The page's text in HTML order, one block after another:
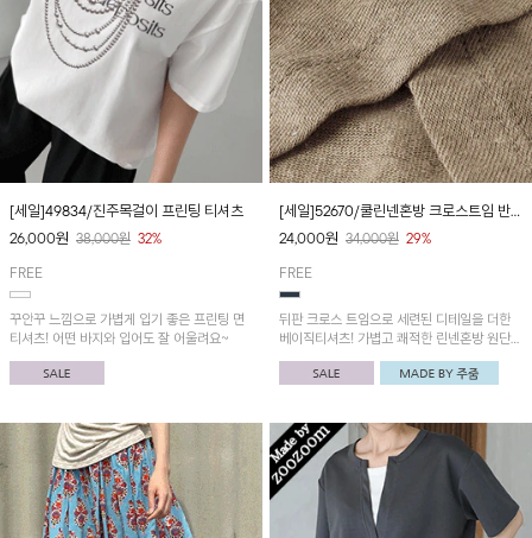
[세일]49834/진주목걸이 프린팅 티셔츠
26,000원 38,000원 32%
FREE
꾸안꾸 느낌으로 가볍게 입기 좋은 프린팅 면
티셔츠! 어떤 바지와 입어도 잘 어울려요~
[세일]52670/쿨린넨혼방 크로스트임 반
팔티셔츠
24,000원 34,000원 29%
FREE
뒤판 크로스 트임으로 세련된 디테일을 더한
베이직티셔츠! 가볍고 쾌적한 린넨혼방 원단으
로 편안하게 착용되어 여름 데일리 아이템으로
추천드려요~